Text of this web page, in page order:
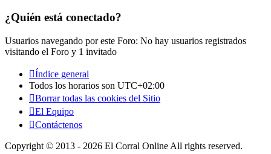
¿Quién está conectado?
Usuarios navegando por este Foro: No hay usuarios registrados
visitando el Foro y 1 invitado
Índice general
Todos los horarios son UTC+02:00
Borrar todas las cookies del Sitio
El Equipo
Contáctenos
Copyright © 2013 - 2026 El Corral Online All rights reserved.